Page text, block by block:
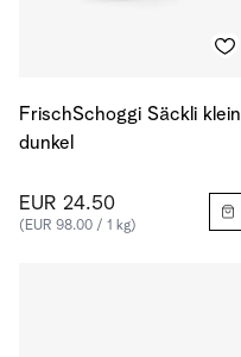
FrischSchoggi Säckli klein
dunkel
EUR 24.50
(EUR 98.00 / 1 kg)